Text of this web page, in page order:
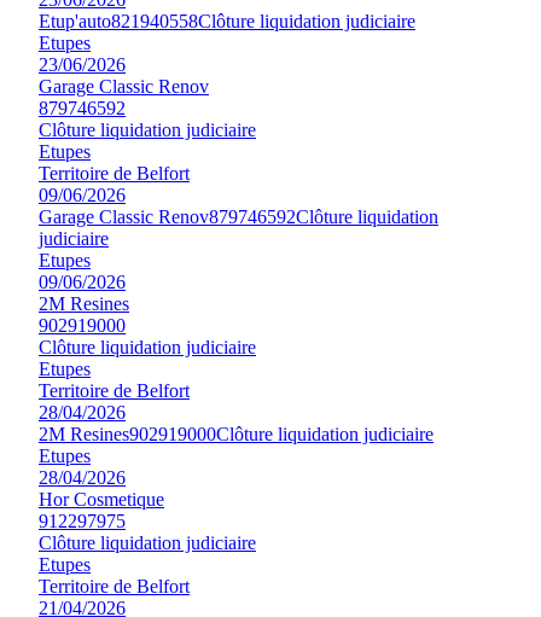
Etup'auto821940558Clôture liquidation judiciaire
Etupes
23/06/2026
Garage Classic Renov
879746592
Clôture liquidation judiciaire
Etupes
Territoire de Belfort
09/06/2026
Garage Classic Renov879746592Clôture liquidation
judiciaire
Etupes
09/06/2026
2M Resines
902919000
Clôture liquidation judiciaire
Etupes
Territoire de Belfort
28/04/2026
2M Resines902919000Clôture liquidation judiciaire
Etupes
28/04/2026
Hor Cosmetique
912297975
Clôture liquidation judiciaire
Etupes
Territoire de Belfort
21/04/2026